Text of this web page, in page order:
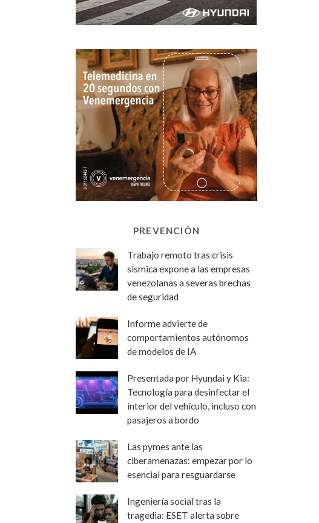
PREVENCIÓN
Trabajo remoto tras crisis
sísmica expone a las empresas
venezolanas a severas brechas
de seguridad
Informe advierte de
comportamientos autónomos
de modelos de IA
Presentada por Hyundai y Kia:
Tecnología para desinfectar el
interior del vehículo, incluso con
pasajeros a bordo
Las pymes ante las
ciberamenazas: empezar por lo
esencial para resguardarse
Ingeniería social tras la
tragedia: ESET alerta sobre